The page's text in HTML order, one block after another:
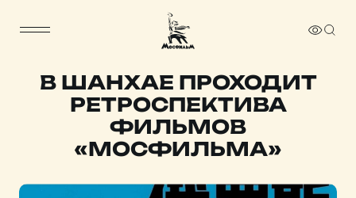
В ШАНХАЕ ПРОХОДИТ
РЕТРОСПЕКТИВА
ФИЛЬМОВ
«МОСФИЛЬМА»